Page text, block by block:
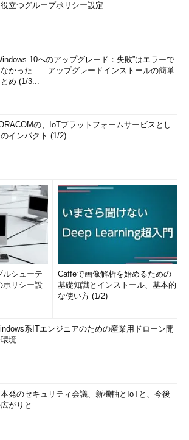
設定を「未構成」に戻し、Sysprepを実行
しでシャットダウンすれば成功
ョン1809（ビルド17763.1および
による一般化はこの手順で確認し、成功し
バージョン1809のインストールメディア
ージョン1809でネットワークに未接続で新規
合、「PCが再起動したのはなぜですか？」
（有線またはFi-Fi）への接続を促すメッセー
なりましたが、全てスキップして進んでくだ
ストールメディアを使用して確認しました
ルメディアの運用環境での使用は避けてくだ
ょう）
。Microsoft MVP：Cloud and Datacenter
立つグループポリシー設定
10へのアップグレード：失敗”はエラーで
なかった――アップグレードインストールの簡単
とめ (1/3...
の、IoTプラットフォームサービスとし
インパクト (1/2)
ルシューテ
ポリシー設
Caffeで画像解析を始めるための
基礎知識とインストール、基本的
な使い方 (1/2)
系ITエンジニアのための産業用ドローン開
境
本発のセキュリティ会議、新機軸とIoTと、今後
がりと